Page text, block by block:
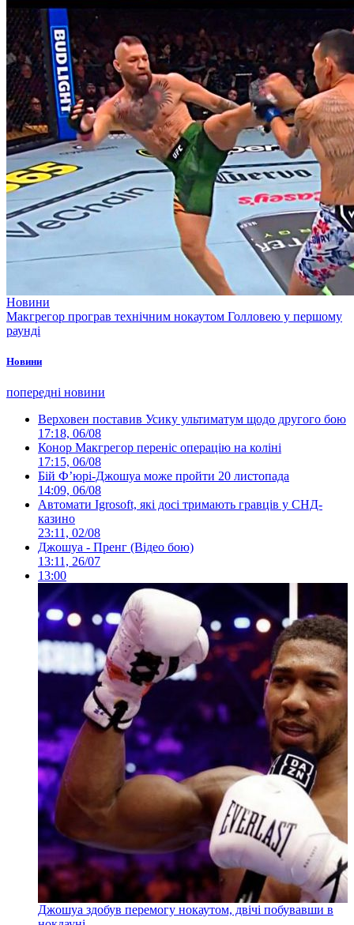
Новини
Макгрегор програв технічним нокаутом Голловею у першому
раунді
Новини
попередні новини
Верховен поставив Усику ультиматум щодо другого бою
17:18, 06/08
Конор Макгрегор переніс операцію на коліні
17:15, 06/08
Бій Ф’юрі-Джошуа може пройти 20 листопада
14:09, 06/08
Автомати Igrosoft, які досі тримають гравців у СНД-
казино
23:11, 02/08
Джошуа - Пренг (Відео бою)
13:11, 26/07
13:00
Джошуа здобув перемогу нокаутом, двічі побувавши в